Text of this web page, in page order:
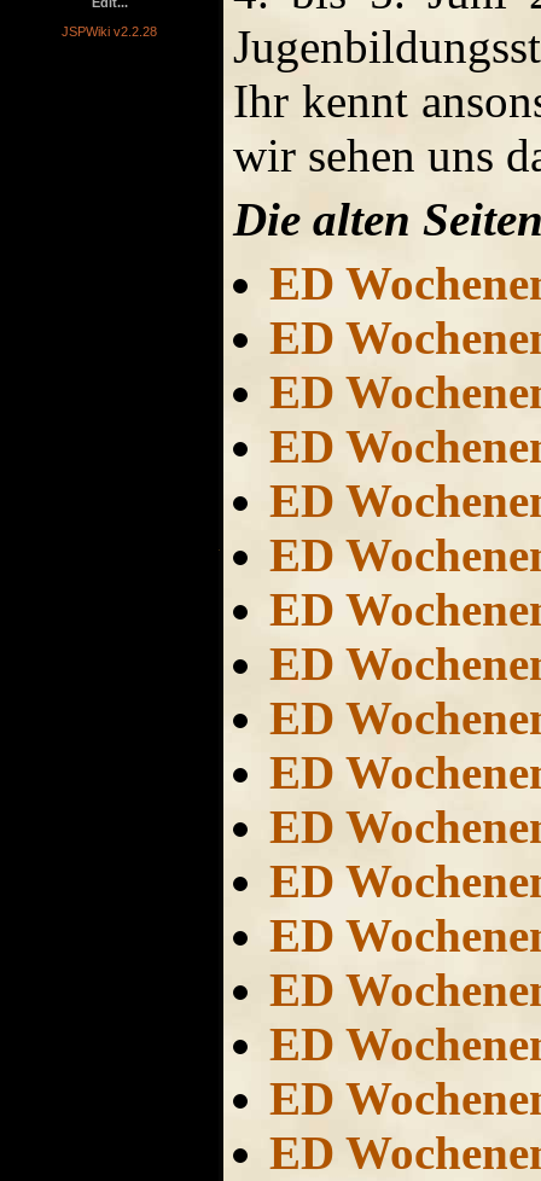
JSPWiki v2.2.28
Ihr kennt
wir sehen uns
Die alten
ED
ED
ED
ED
ED
ED
ED
ED
ED
ED
ED
ED
ED
ED
ED
ED
ED